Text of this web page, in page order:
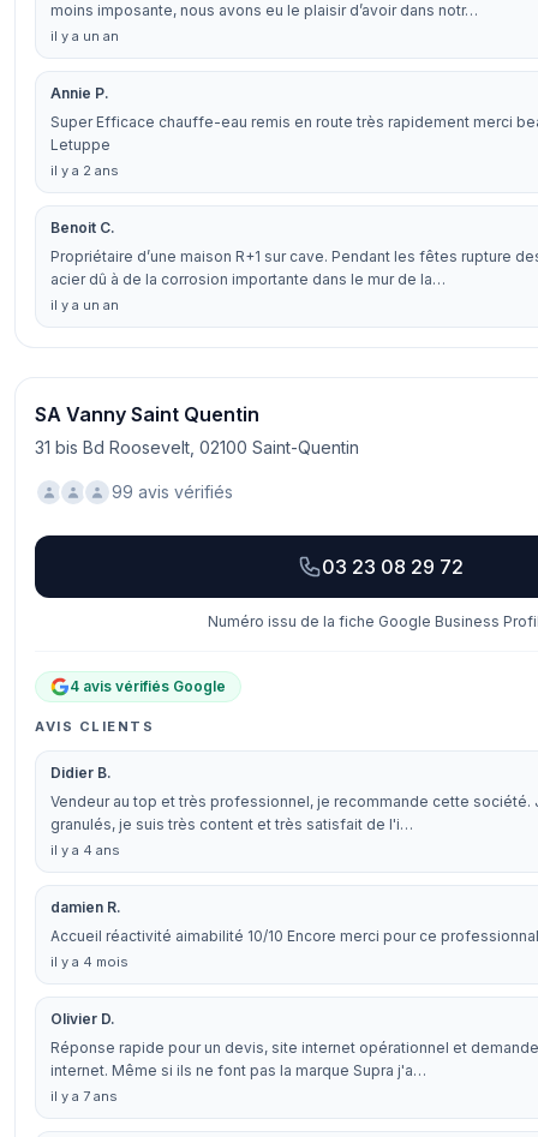
moins imposante, nous avons eu le plaisir d’avoir dans notr…
il y a un an
Annie P.
Super Efficace chauffe-eau remis en route très rapidement merci
Letuppe
il y a 2 ans
Benoit C.
Propriétaire d’une maison R+1 sur cave. Pendant les fêtes rupture
acier dû à de la corrosion importante dans le mur de la…
il y a un an
SA Vanny Saint Quentin
31 bis Bd Roosevelt, 02100 Saint-Quentin
99 avis vérifiés
03 23 08 29 72
Numéro issu de la fiche Google Business
4 avis vérifiés Google
AVIS CLIENTS
Didier B.
Vendeur au top et très professionnel, je recommande cette société.
granulés, je suis très content et très satisfait de l'i…
il y a 4 ans
damien R.
Accueil réactivité aimabilité 10/10 Encore merci pour ce
il y a 4 mois
Olivier D.
Réponse rapide pour un devis, site internet opérationnel et
internet. Même si ils ne font pas la marque Supra j'a…
il y a 7 ans